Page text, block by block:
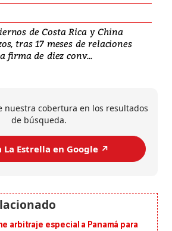
de Costa Rica y China
tras 17 meses de relaciones
firma de diez conv...
nuestra cobertura en los resultados
de búsqueda.
La Estrella en Google ↗️
arbitraje especial a Panamá para